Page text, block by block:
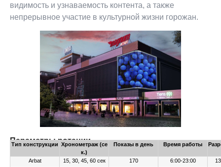
видимость и узнаваемость контента, а также
непрерывное участие в культурной жизни горожан.
Параметры ротации
Тип конструкции Хронометраж (се
к.)
Показы в день Время работы
Arbat 15, 30, 45, 60 сек 170 6:00-23:00